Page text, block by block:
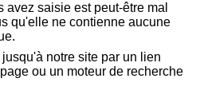
avez saisie est peut-être mal
qu'elle ne contienne aucune
notre site par un lien
ou un moteur de recherche